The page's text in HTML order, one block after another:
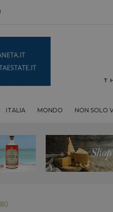
ITALIA MONDO NON SOLO